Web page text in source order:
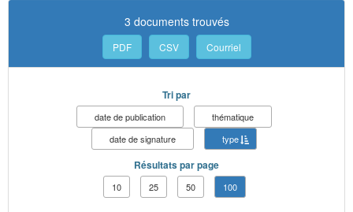
3 documents trouvés
PDF CSV Courriel
Tri par
date de publication
thématique
date de signature
type
Résultats par page
10 25 50 100